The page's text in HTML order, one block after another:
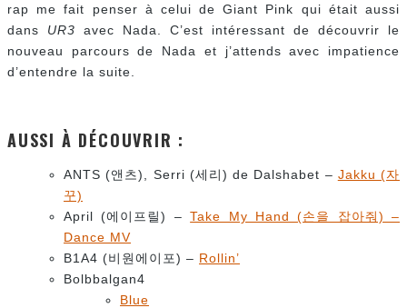
rap me fait penser à celui de Giant Pink qui était aussi
dans UR3 avec Nada. C’est intéressant de découvrir le
nouveau parcours de Nada et j’attends avec impatience
d’entendre la suite.
AUSSI À DÉCOUVRIR :
ANTS (앤츠), Serri (세리) de Dalshabet – Jakku (자
꾸)
April (에이프릴) –Take My Hand (손을 잡아줘) –
Dance MV
B1A4 (비원에이포) – Rollin’
Bolbbalgan4
Blue